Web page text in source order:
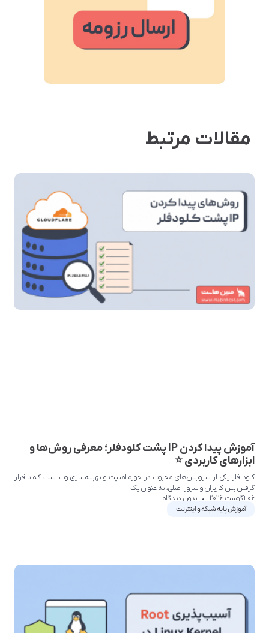
مقالات مرتبط
آموزش پایه شبکه و اینترنت
آموزش پیدا کردن IP پشت کلودفلر؛ معرفی روش‌ها و
ابزارهای کاربردی ⭐
کلود فلر یکی از سرویس‌های محبوب در حوزه امنیت و بهینه‌سازی وب است که با قرار
گرفتن بین کاربران و سرور اصلی، به عنوان یک
06 آگوست 2026
بدون دیدگاه